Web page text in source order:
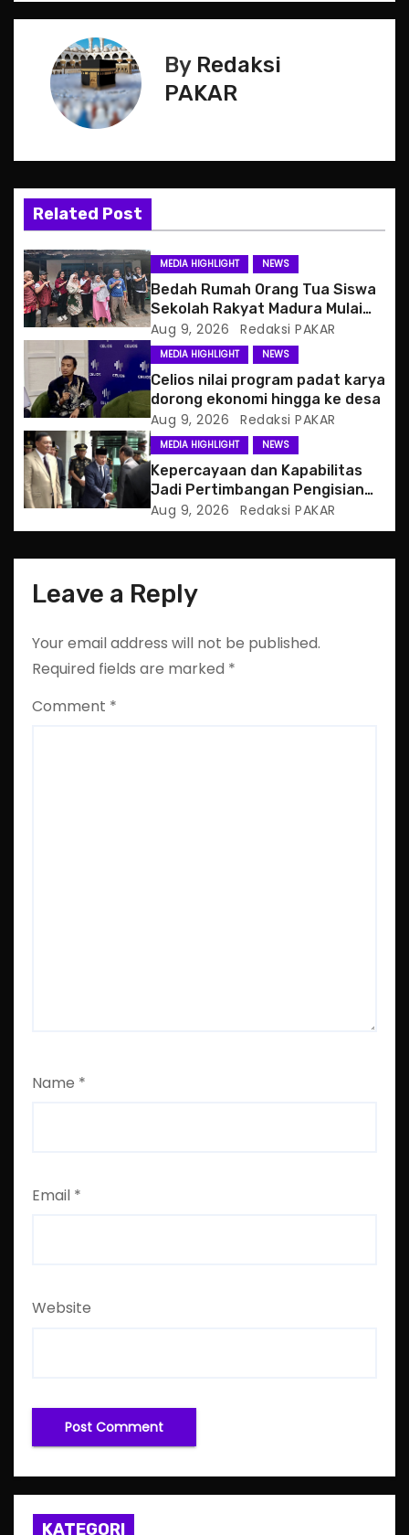
s
v
g
a
t
i
o
n
By Redaksi
PAKAR
Related Post
MEDIA HIGHLIGHT NEWS
Bedah Rumah Orang Tua Siswa
Sekolah Rakyat Madura Mulai
Berjalan
Aug 9, 2026 Redaksi PAKAR
MEDIA HIGHLIGHT NEWS
Celios nilai program padat karya
dorong ekonomi hingga ke desa
Aug 9, 2026 Redaksi PAKAR
MEDIA HIGHLIGHT NEWS
Kepercayaan dan Kapabilitas
Jadi Pertimbangan Pengisian
Posisi Wamenhan
Aug 9, 2026 Redaksi PAKAR
Leave a Reply
Your email address will not be published.
Required fields are marked *
Comment *
Name *
Email *
Website
KATEGORI